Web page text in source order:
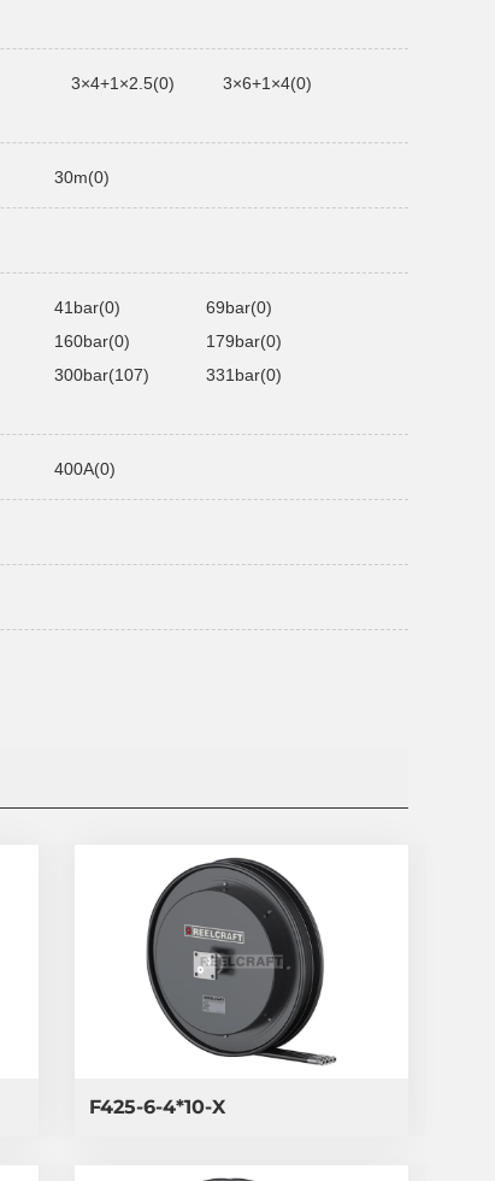
3×4+1×2.5(0)
3×6+1×4(0)
30m(0)
41bar(0)
69bar(0)
160bar(0)
179bar(0)
300bar(107)
331bar(0)
400A(0)
F425-6-4*10-X